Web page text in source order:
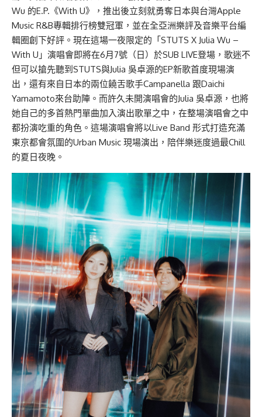
Wu 的E.P.《With U》，推出後立刻就勇奪日本與台灣Apple
Music R&B專輯排行榜雙冠軍，並在全亞洲樂評及音樂平台編
輯圈創下好評。現在這場一夜限定的「STUTS X Julia Wu –
With U」演唱會即將在6月7號（日）於SUB LIVE登場，歌迷不
但可以搶先聽到STUTS與Julia 吳卓源的EP新歌首度現場演
出，還有來自日本的兩位饒舌歌手Campanella 跟Daichi
Yamamoto來台助陣。而許久未開演唱會的Julia 吳卓源，也將
她自己的多首熱門單曲加入演出歌單之中，在整場演唱會之中
都扮演吃重的角色。這場演唱會將以Live Band 形式打造充滿
東京都會氛圍的Urban Music 現場演出，陪伴樂迷度過最Chill
的夏日夜晚。